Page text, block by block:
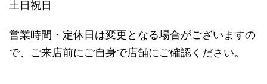
土日祝日
営業時間・定休日は変更となる場合がございますの
で、ご来店前にご自身で店舗にご確認ください。